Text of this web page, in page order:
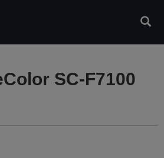
SC-F7100